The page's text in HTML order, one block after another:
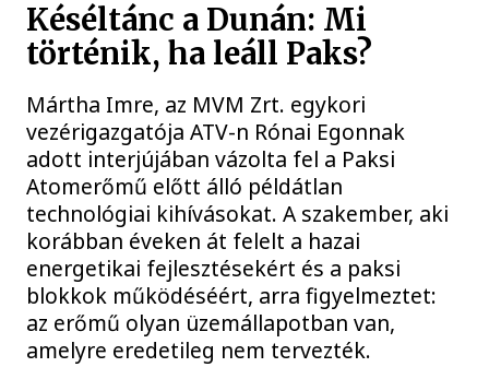
Késéltánc a Dunán: Mi
történik, ha leáll Paks?
Mártha Imre, az MVM Zrt. egykori
vezérigazgatója ATV-n Rónai Egonnak
adott interjújában vázolta fel a Paksi
Atomerőmű előtt álló példátlan
technológiai kihívásokat. A szakember, aki
korábban éveken át felelt a hazai
energetikai fejlesztésekért és a paksi
blokkok működéséért, arra figyelmeztet:
az erőmű olyan üzemállapotban van,
amelyre eredetileg nem tervezték.